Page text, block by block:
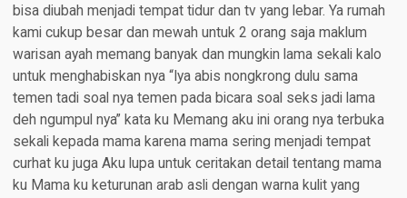
bisa diubah menjadi tempat tidur dan tv yang lebar. Ya rumah
kami cukup besar dan mewah untuk 2 orang saja maklum
warisan ayah memang banyak dan mungkin lama sekali kalo
untuk menghabiskan nya “Iya abis nongkrong dulu sama
temen tadi soal nya temen pada bicara soal seks jadi lama
deh ngumpul nya” kata ku Memang aku ini orang nya terbuka
sekali kepada mama karena mama sering menjadi tempat
curhat ku juga Aku lupa untuk ceritakan detail tentang mama
ku Mama ku keturunan arab asli dengan warna kulit yang